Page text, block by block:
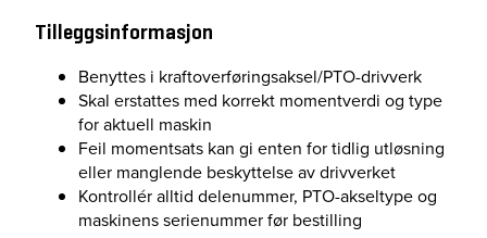
Tilleggsinformasjon
Benyttes i kraftoverføringsaksel/PTO-drivverk
Skal erstattes med korrekt momentverdi og type
for aktuell maskin
Feil momentsats kan gi enten for tidlig utløsning
eller manglende beskyttelse av drivverket
Kontrollér alltid delenummer, PTO-akseltype og
maskinens serienummer før bestilling